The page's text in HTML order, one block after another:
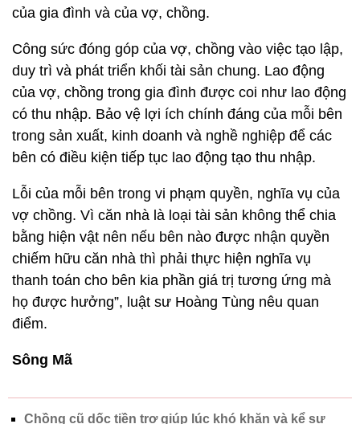
của gia đình và của vợ, chồng.
Công sức đóng góp của vợ, chồng vào việc tạo lập,
duy trì và phát triển khối tài sản chung. Lao động
của vợ, chồng trong gia đình được coi như lao động
có thu nhập. Bảo vệ lợi ích chính đáng của mỗi bên
trong sản xuất, kinh doanh và nghề nghiệp để các
bên có điều kiện tiếp tục lao động tạo thu nhập.
Lỗi của mỗi bên trong vi phạm quyền, nghĩa vụ của
vợ chồng. Vì căn nhà là loại tài sản không thể chia
bằng hiện vật nên nếu bên nào được nhận quyền
chiếm hữu căn nhà thì phải thực hiện nghĩa vụ
thanh toán cho bên kia phần giá trị tương ứng mà
họ được hưởng”, luật sư Hoàng Tùng nêu quan
điểm.
Sông Mã
Chồng cũ dốc tiền trợ giúp lúc khó khăn và kể sự